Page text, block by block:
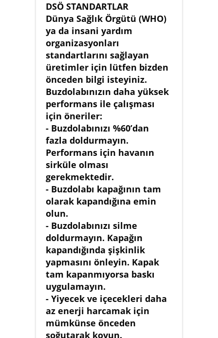
DSÖ STANDARTLAR
Dünya Sağlık Örgütü (WHO)
ya da insani yardım
organizasyonları
standartlarını sağlayan
üretimler için lütfen bizden
önceden bilgi isteyiniz.
Buzdolabınızın daha yüksek
performans ile çalışması
için öneriler:
- Buzdolabınızı %60’dan
fazla doldurmayın.
Performans için havanın
sirküle olması
gerekmektedir.
- Buzdolabı kapağının tam
olarak kapandığına emin
olun.
- Buzdolabınızı silme
doldurmayın. Kapağın
kapandığında şişkinlik
yapmasını önleyin. Kapak
tam kapanmıyorsa baskı
uygulamayın.
- Yiyecek ve içecekleri daha
az enerji harcamak için
mümkünse önceden
soğutarak koyun.